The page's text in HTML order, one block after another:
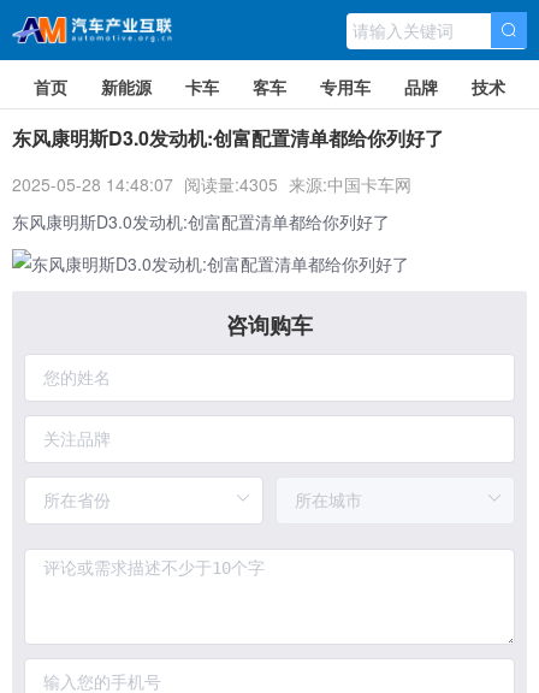
首页 新能源 卡车 客车 专用车 品牌 技术
东风康明斯D3.0发动机:创富配置清单都给你列好了
2025-05-28 14:48:07 阅读量:4305 来源:中国卡车网
东风康明斯D3.0发动机:创富配置清单都给你列好了
咨询购车